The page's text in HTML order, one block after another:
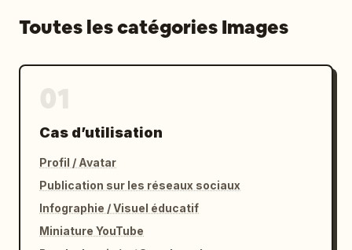
Toutes les catégories Images
Cas d’utilisation
Profil / Avatar
Publication sur les réseaux sociaux
Infographie / Visuel éducatif
Miniature YouTube